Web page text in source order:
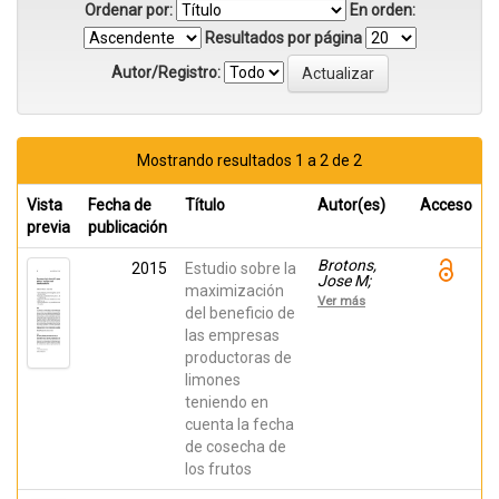
Ordenar por:
En orden:
Resultados por página
Autor/Registro:
Mostrando resultados 1 a 2 de 2
Vista
previa
Fecha de
publicación
Título Autor(es) Acceso
2015
Estudio sobre la
maximización
del beneficio de
las empresas
productoras de
limones
teniendo en
cuenta la fecha
de cosecha de
los frutos
Brotons,
Jose M;
Manera,
F.J.;
Ver más